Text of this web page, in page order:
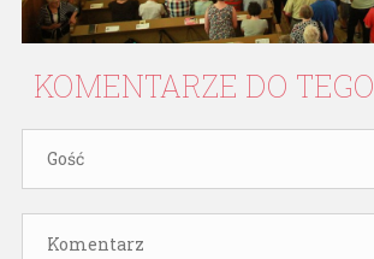
KOMENTARZE DO TEGO